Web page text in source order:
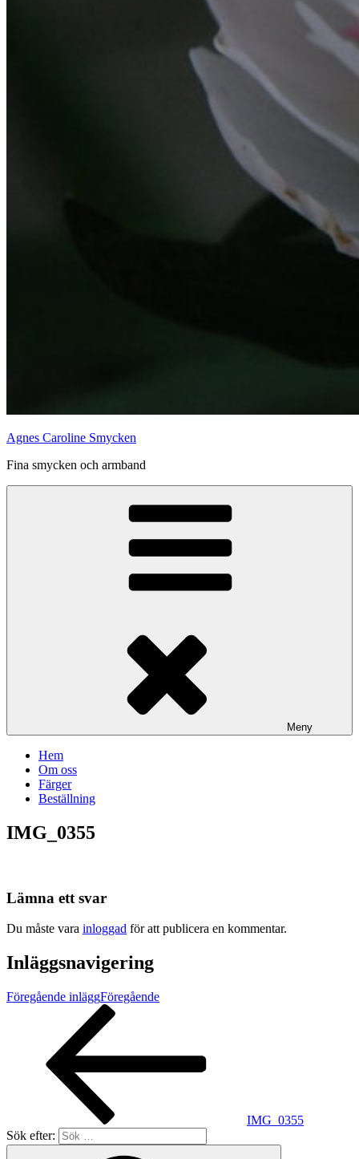
Agnes Caroline Smycken
Fina smycken och armband
Meny
Hem
Om oss
Färger
Beställning
IMG_0355
Lämna ett svar
Du måste vara inloggad för att publicera en kommentar.
Inläggsnavigering
Föregående inläggFöregående
IMG_0355
Sök efter: